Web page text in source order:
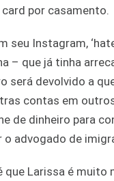
por casamento.
seu Instagram,
– que já tinha
será devolvido a
contas em
de dinheiro para
o advogado de
que Larissa é muito